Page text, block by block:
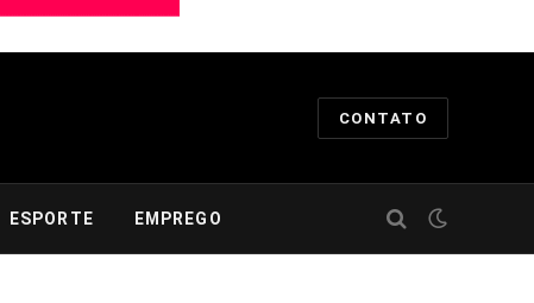
CONTATO
ESPORTE EMPREGO